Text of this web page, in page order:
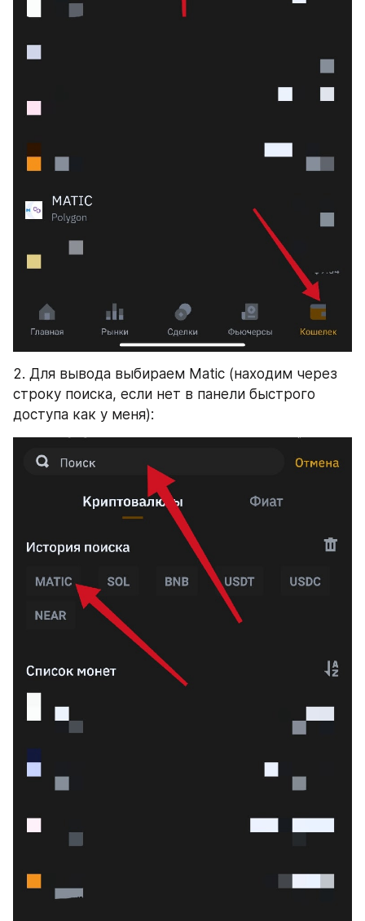
2. Для вывода выбираем Matic (находим через
строку поиска, если нет в панели быстрого
доступа как у меня):